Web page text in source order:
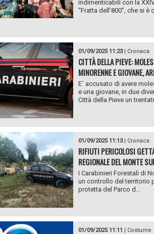
indimenticabili con la
“Fratta dell’800”, che si è
01/09/2025 11:23| Cronaca
CITTÀ DELLA PIEVE:
MINORENNE E GIOVANE,
E` accusato di avere
e una giovane, in due
Città della Pieve un
01/09/2025 11:13| Cronaca
RIFIUTI PERICOLOSI
REGIONALE DEL MONTE
I Carabinieri Forestali di
un controllo del territorio
protetta del Parco d...
01/09/2025 11:11 | Costume